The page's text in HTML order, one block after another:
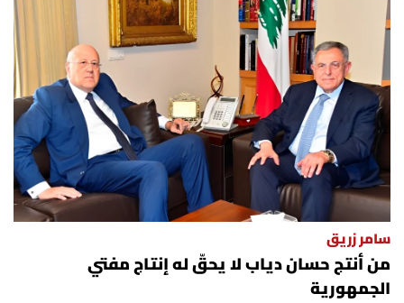
سامر زريق
من أنتج حسان دياب لا يحقّ له إنتاج مفتي
الجمهورية